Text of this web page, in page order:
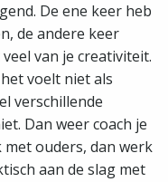
De ene keer heb
de andere keer
van je creativiteit.
voelt niet als
verschillende
Dan weer coach je
met ouders, dan werk
aan de slag met